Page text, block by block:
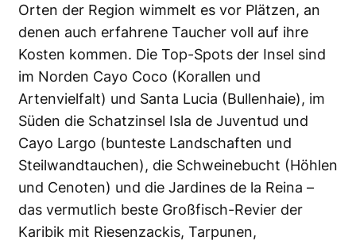
Orten der Region wimmelt es vor Plätzen, an
denen auch erfahrene Taucher voll auf ihre
Kosten kommen. Die Top-Spots der Insel sind
im Norden Cayo Coco (Korallen und
Artenvielfalt) und Santa Lucia (Bullenhaie), im
Süden die Schatzinsel Isla de Juventud und
Cayo Largo (bunteste Landschaften und
Steilwandtauchen), die Schweinebucht (Höhlen
und Cenoten) und die Jardines de la Reina –
das vermutlich beste Großfisch-Revier der
Karibik mit Riesenzackis, Tarpunen,